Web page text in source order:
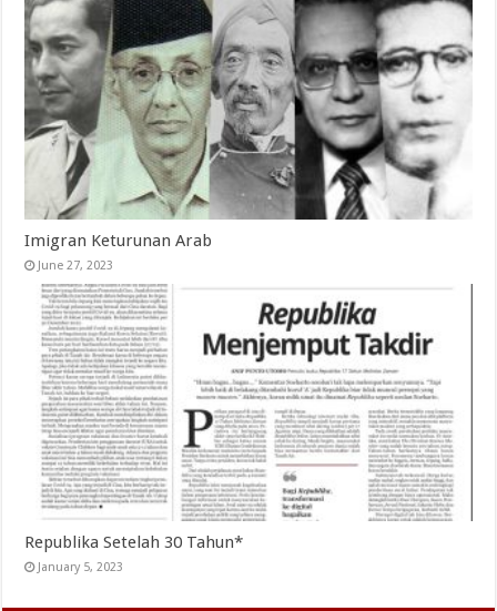
Imigran Keturunan Arab
June 27, 2023
Republika Setelah 30 Tahun*
January 5, 2023